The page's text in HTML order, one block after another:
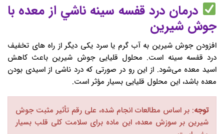
درمان درد قفسه سينه ناشي از معده با
جوش شیرین
افزودن جوش شیرین به آب گرم یا سرد یکی دیگر از راه های تخفیف
درد قفسه سینه است. محلول قلیایی جوش شیرین باعث کاهش
اسید معده می‌شود. از این رو در صورتی که درد ناشی از اسیدی بودن
معده باشد، این محلول قلیایی بسیار مؤثر است.
توجه: بر اساس مطالعات انجام شده، علی رقم تأثیر مثبت جوش
شیرین بر سوزش معده، این ماده برای سلامت کلی قلب بسیار